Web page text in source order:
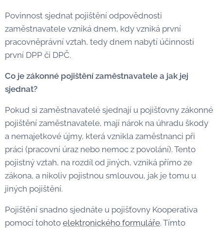
Povinnost sjednat pojištění odpovědnosti
zaměstnavatele vzniká dnem, kdy vzniká první
pracovněprávní vztah, tedy dnem nabytí účinnosti
první DPP či DPČ.
Co je zákonné pojištění zaměstnavatele a jak jej
sjednat?
Pokud si zaměstnavatelé sjednají u pojišťovny zákonné
pojištění zaměstnavatele, mají nárok na úhradu škody
a nemajetkové újmy, která vznikla zaměstnanci při
práci (pracovní úraz nebo nemoc z povolání). Tento
pojistný vztah, na rozdíl od jiných, vzniká přímo ze
zákona, a nikoliv pojistnou smlouvou, jak je tomu u
jiných pojištění.
Pojištění snadno sjednáte u pojišťovny Kooperativa
pomocí tohoto elektronického formuláře. Tímto